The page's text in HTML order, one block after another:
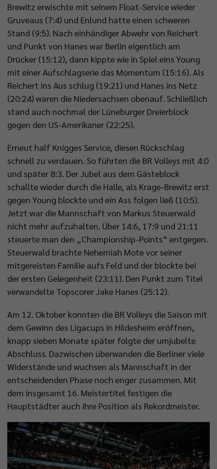
Brewitz erwischte mit seinem Float-Service wieder
Gruveaus (7:4) und Enlund hatte einen schweren
Stand (9:5). Nach einhändiger Abwehr von Reichert
und Punkt von Hanes war Berlin eigentlich am
Drücker (15:12), dann kippte wie in Spiel eins Young
mit einer Aufschlagserie das Momentum (15:16). Als
Reichert ins Aus schlug (19:21) und Hanes ins Netz
(20:24) waren die Niedersachsen obenauf. Schließlich
stand auch nochmal der Lüneburger Dreierblock
gegen den US-Amerikaner (22:25).
Erneut half Knigges Service, diesen Rückschlag
schnell zu verdauen. So führten die BR Volleys mit 4:0
und später 8:3. Der Jubel aus dem Gästeblock
schallte wieder durch die Halle, als Krage-Brewitz erst
gegen Young blockte und ein Ass folgen ließ (10:5).
Jetzt war die Mannschaft von Markus Steuerwald
nicht mehr aufzuhalten. Über 14:6, 17:9 und 21:11
steuerte man den „Championship-Points“ entgegen.
Steuerwald brachte Nehemiah Mote vor seiner
mitgereisten Familie aufs Feld und der blockte bei
der ersten Gelegenheit (23:11). Den Punkt zum Titel
verwandelte Topscorer Jake Hanes (25:12).
Am 12. Oktober konnten die BR Volleys die Saison mit
dem Gewinn des Ligacups in Hildesheim eröffnen,
knapp sieben Monate später folgte der umjubelte
Abschluss. Dazwischen überwanden die Berliner viele
Widerstände und wuchsen als Mannschaft in der
entscheidenden Phase noch enger zusammen. Mit
dem insgesamt 16. Meistertitel festigen die
Hauptstädter auch ihre Position als Rekordmeister.